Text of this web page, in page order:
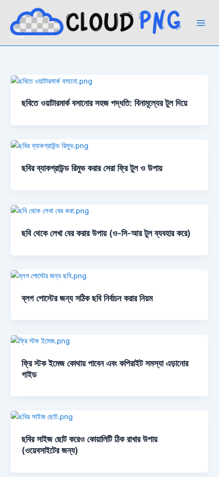
content
ছবিতে ওয়াটারমার্ক বসানোর সহজ পদ্ধতি: বিনামূল্যের টুল দিয়ে
ছবির ব্যাকগ্রাউন্ড রিমুভ করার সেরা ফ্রি টুল ও উপায়
ছবি থেকে লেখা বের করার উপায় (ও-সি-আর টুল ব্যবহার করে)
ব্লগ পোস্টের জন্য সঠিক ছবি নির্বাচন করার নিয়ম
ফ্রি স্টক ইমেজ কোথায় পাবেন এবং কপিরাইট সমস্যা এড়ানোর
গাইড
ছবির সাইজ ছোট করেও কোয়ালিটি ঠিক রাখার উপায়
(ওয়েবসাইটের জন্য)